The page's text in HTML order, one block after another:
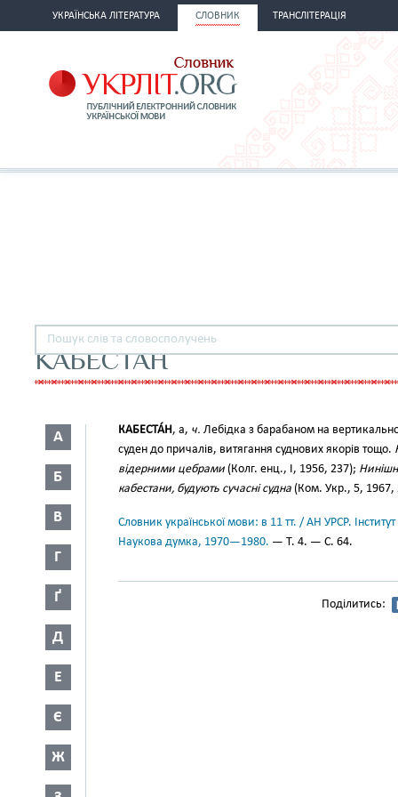
УКРАЇНСЬКА ЛІТЕРАТУРА СЛОВНИК ТРАНСЛІТЕРАЦІЯ
КАБЕСТАН
А
Б
В
Г
Ґ
Д
Е
Є
Ж
КАБЕСТА́Н, а, ч. Лебідка з барабаном на
суден до причалів, витягання суднових якорів тощо.
відерними цебрами (Колг. енц., I, 1956, 237);
кабестани, будують сучасні судна (Ком. Укр., 5, 1967,
Словник української мови: в 11 тт. / АН УРСР.
Наукова думка, 1970—1980. — Т. 4. — С. 64.
Поділитись: